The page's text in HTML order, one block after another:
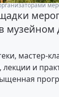
мастер-
лекции и